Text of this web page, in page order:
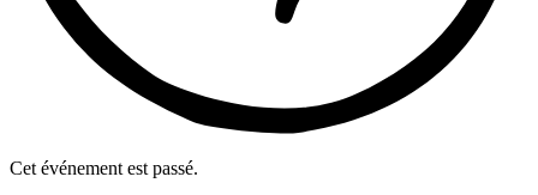
Cet événement est passé.